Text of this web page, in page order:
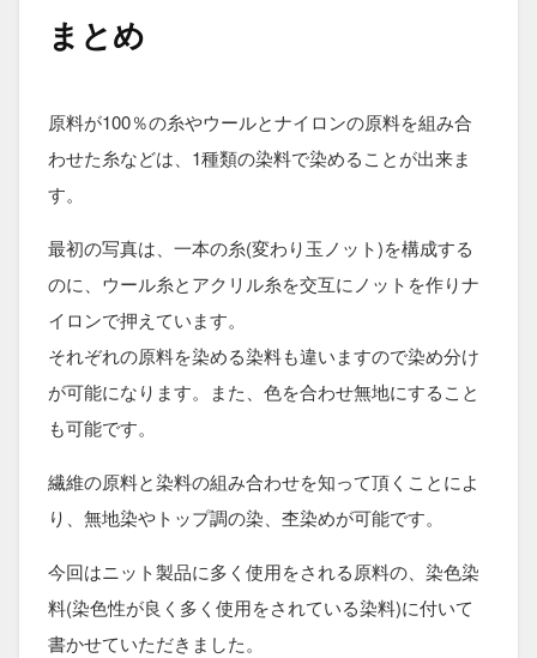
まとめ
原料が100％の糸やウールとナイロンの原料を組み合
わせた糸などは、1種類の染料で染めることが出来ま
す。
最初の写真は、一本の糸(変わり玉ノット)を構成する
のに、ウール糸とアクリル糸を交互にノットを作りナ
イロンで押えています。
それぞれの原料を染める染料も違いますので染め分け
が可能になります。また、色を合わせ無地にすること
も可能です。
繊維の原料と染料の組み合わせを知って頂くことによ
り、無地染やトップ調の染、杢染めが可能です。
今回はニット製品に多く使用をされる原料の、染色染
料(染色性が良く多く使用をされている染料)に付いて
書かせていただきました。